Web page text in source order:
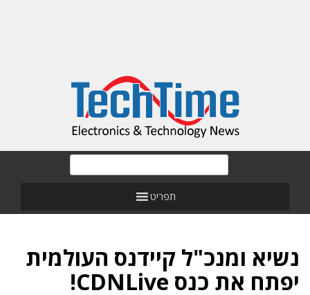
תפריט
נשיא ומנכ"ל קיידנס העולמית
יפתח את כנס CDNLive!